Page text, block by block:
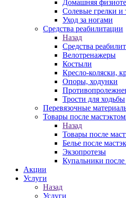
Домашняя
Солевые грелки и
Уход за ногами
Средства реабилитации
Назад
Средства
Велотренажеры
Костыли
Кресло-коляски,
Опоры, ходунки
Трости для ходьбы
Перевязочные
Товары после
Назад
Товары после
Белье после
Экзопротезы
Купальники
Акции
Услуги
Назад
Услуги